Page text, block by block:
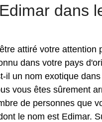
dans
attiré votre attention
dans votre pays
il un nom exotique
vous êtes sûrement
de personnes que
le nom est Edimar.